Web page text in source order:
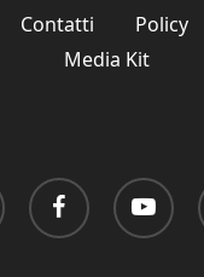
Contatti Policy
Media Kit
facebook youtube